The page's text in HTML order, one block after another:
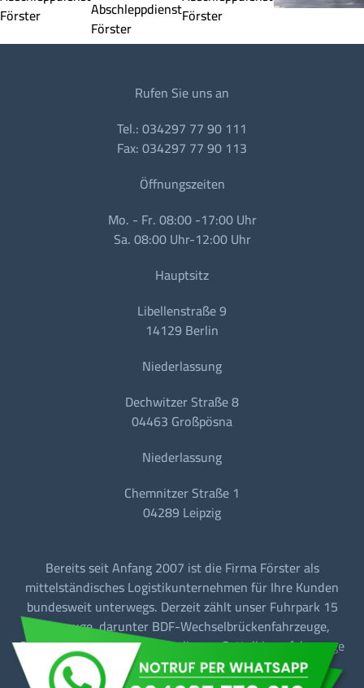
Rufen Sie uns an
Tel.: 034297 77 90 111
Fax: 034297 77 90 113
Öffnungszeiten
Mo. - Fr. 08:00 -17:00 Uhr
Sa. 08:00 Uhr-12:00 Uhr
Hauptsitz
Libellenstraße 9
14129 Berlin
Niederlassung
Dechwitzer Straße 8
04463 Großpösna
Niederlassung
Chemnitzer Straße 1
04289 Leipzig
Bereits seit Anfang 2007 ist die Firma Förster als
mittelständisches Logistikunternehmen für Ihre Kunden
bundesweit unterwegs. Derzeit zählt unser Fuhrpark 15
Fahrzeuge, darunter BDF-Wechselbrückenfahrzeuge,
Sattelzugmaschinen mit Tautliner + Sattelkipperfahrzeuge
für den Baustellen-/Linien-/Begegnungs- und